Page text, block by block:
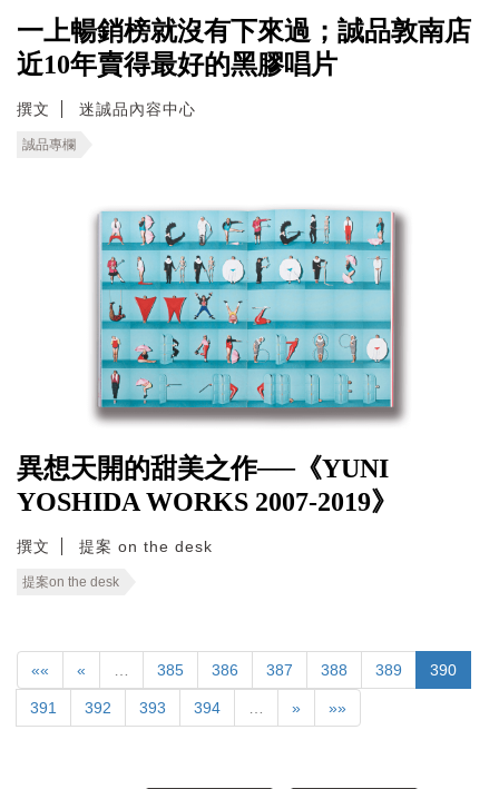
一上暢銷榜就沒有下來過；誠品敦南店
近10年賣得最好的黑膠唱片
撰文 迷誠品內容中心
誠品專欄
異想天開的甜美之作──《YUNI
YOSHIDA WORKS 2007-2019》
撰文 提案 on the desk
提案on the desk
«« « 385 386 387 388 389 390
391 392 393 394 » »»